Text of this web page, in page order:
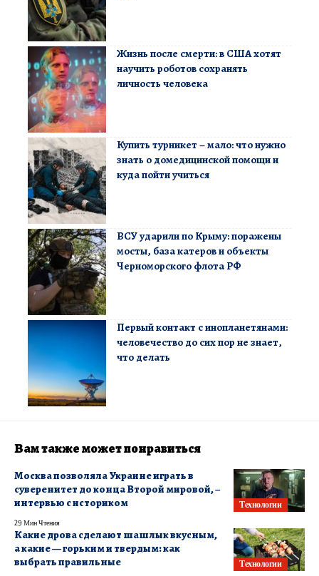
Жизнь после смерти: в США хотят
научить роботов сохранять
личность человека
Купить турникет – мало: что нужно
знать о домедицинской помощи и
куда пойти учиться
ВСУ ударили по Крыму: поражены
мосты, база катеров и объекты
Черноморского флота РФ
Первый контакт с инопланетянами:
человечество до сих пор не знает,
что делать
Вам также может понравиться
Технологии
Москва позволяла Украине играть в
суверенитет до конца Второй мировой, –
интервью с историком
29 Мин Чтения
Технологии
Какие дрова сделают шашлык вкусным,
а какие — горьким и твердым: как
выбрать правильные